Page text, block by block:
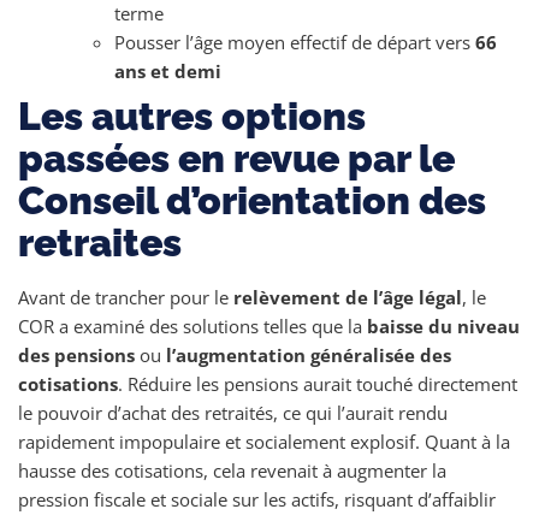
terme
Pousser l’âge moyen effectif de départ vers 66
ans et demi
Les autres options
passées en revue par le
Conseil d’orientation des
retraites
Avant de trancher pour le relèvement de l’âge légal, le
COR a examiné des solutions telles que la baisse du niveau
des pensions ou l’augmentation généralisée des
cotisations. Réduire les pensions aurait touché directement
le pouvoir d’achat des retraités, ce qui l’aurait rendu
rapidement impopulaire et socialement explosif. Quant à la
hausse des cotisations, cela revenait à augmenter la
pression fiscale et sociale sur les actifs, risquant d’affaiblir